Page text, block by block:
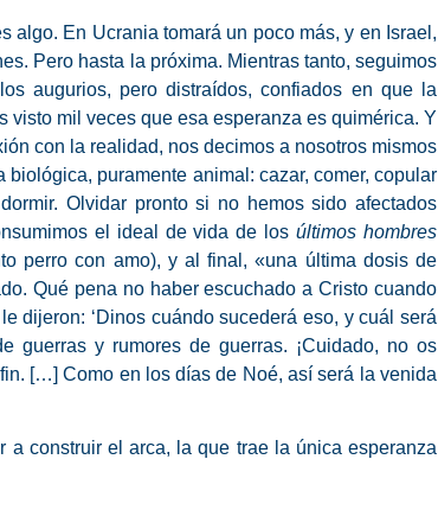
algo. En Ucrania tomará un poco más, y en Israel,
Pero hasta la próxima. Mientras tanto, seguimos
augurios, pero distraídos, confiados en que la
mil veces que esa esperanza es quimérica. Y
con la realidad, nos decimos a nosotros mismos
puramente animal: cazar, comer, copular
Olvidar pronto si no hemos sido afectados
el ideal de vida de losúltimos hombres
perro con amo), y al final, «una última dosis de
Qué pena no haber escuchado a Cristo cuando
dijeron: ‘Dinos cuándo sucederá eso, y cuál será
guerras y rumores de guerras. ¡Cuidado, no os
[…] Como en los días de Noé, así será la venida
a construir el arca, la que trae la única esperanza